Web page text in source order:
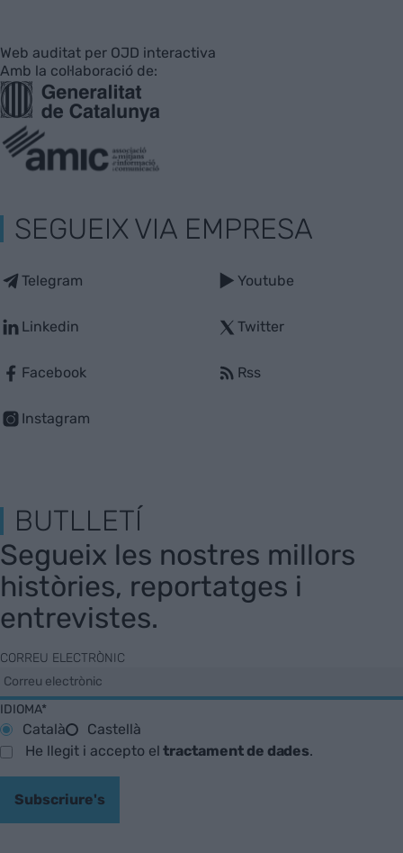
Web auditat per OJD interactiva
Amb la col·laboració de:
SEGUEIX VIA EMPRESA
Telegram
Linkedin
Facebook
Instagram
Youtube
Twitter
Rss
BUTLLETÍ
Segueix les nostres millors
històries, reportatges i
entrevistes.
CORREU ELECTRÒNIC
IDIOMA*
Català
Castellà
He llegit i accepto eltractament de dades.
Subscriure's